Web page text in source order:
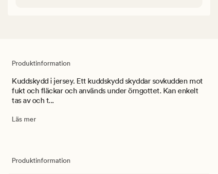
Produktinformation
Kuddskydd i jersey. Ett kuddskydd skyddar sovkudden mot
fukt och fläckar och används under örngottet. Kan enkelt
tas av och t...
Läs mer
Produktinformation